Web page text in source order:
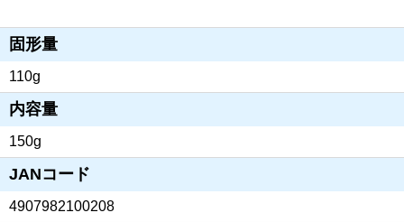
固形量
110g
内容量
150g
JANコード
4907982100208